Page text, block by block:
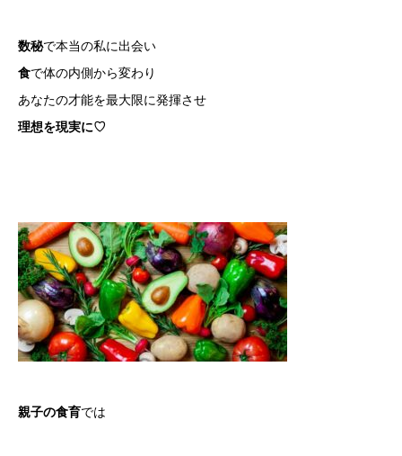
数秘で本当の私に出会い
食で体の内側から変わり
あなたの才能を最大限に発揮させ
理想を現実に♡
親子の食育では